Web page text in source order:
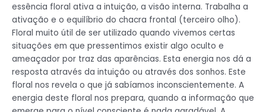
essência floral ativa a intuição, a visão interna. Trabalha a
ativação e o equilíbrio do chacra frontal (terceiro olho).
Floral muito útil de ser utilizado quando vivemos certas
situações em que pressentimos existir algo oculto e
ameaçador por traz das aparências. Esta energia nos dá a
resposta através da intuição ou através dos sonhos. Este
floral nos revela o que já sabíamos inconscientemente. A
energia deste floral nos prepara, quando a informação que